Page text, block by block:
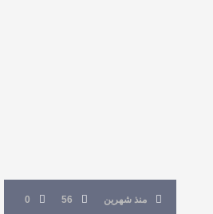
منذ شهرين 56
0